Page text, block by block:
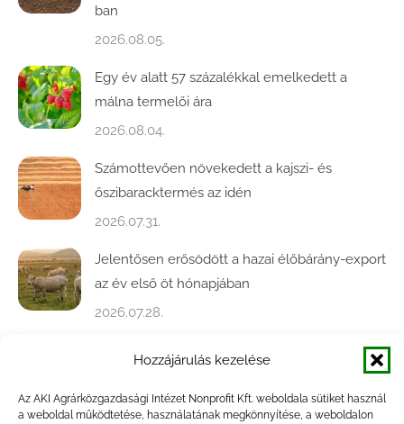
Hozzájárulás kezelése
Az AKI Agrárközgazdasági Intézet Nonprofit Kft. weboldala sütiket használ
a weboldal működtetése, használatának megkönnyítése, a weboldalon
ban
2026.08.05.
Egy év alatt 57 százalékkal emelkedett a
málna termelői ára
2026.08.04.
Számottevően növekedett a kajszi- és
őszibaracktermés az idén
2026.07.31.
Jelentősen erősödött a hazai élőbárány-export
az év első öt hónapjában
2026.07.28.
Közel ötödével bővült a baromfivágás
2026.07.28.